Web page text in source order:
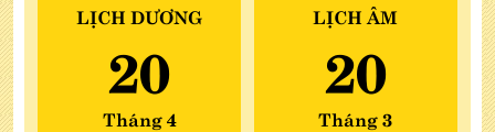
LỊCH DƯƠNG
20
Tháng 4
LỊCH ÂM
20
Tháng 3